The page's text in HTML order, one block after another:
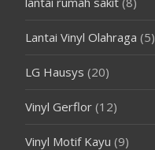
Lantai Vinyl Olahraga (5)
LG Hausys (20)
Vinyl Gerflor (12)
Vinyl Motif Kayu (9)